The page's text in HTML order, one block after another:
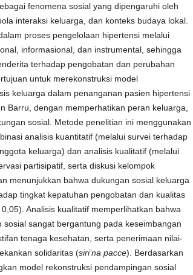
fenomena sosial yang dipengaruhi oleh
interaksi keluarga, dan konteks budaya lokal.
proses pengelolaan hipertensi melalui
informasional, dan instrumental, sehingga
terhadap pengobatan dan perubahan
untuk merekonstruksi model
keluarga dalam penanganan pasien hipertensi
Barru, dengan memperhatikan peran keluarga,
sosial. Metode penelitian ini menggunakan
analisis kuantitatif (melalui survei terhadap
keluarga) dan analisis kualitatif (melalui
partisipatif, serta diskusi kelompok
menunjukkan bahwa dukungan sosial keluarga
tingkat kepatuhan pengobatan dan kualitas
Analisis kualitatif memperlihatkan bahwa
sosial sangat bergantung pada keseimbangan
tenaga kesehatan, serta penerimaan nilai-
solidaritas (siri’na pacce). Berdasarkan
model rekonstruksi pendampingan sosial